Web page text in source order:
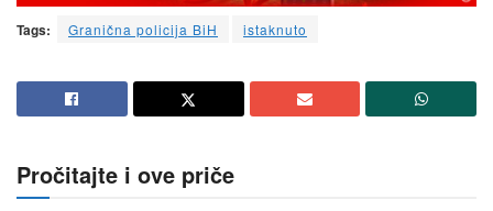
Tags: Granična policija BiH istaknuto
Pročitajte i ove priče